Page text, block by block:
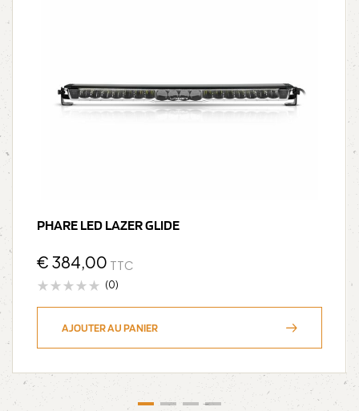
PHARE LED LAZER GLIDE
€ 384,00 TTC
(0)
AJOUTER AU PANIER